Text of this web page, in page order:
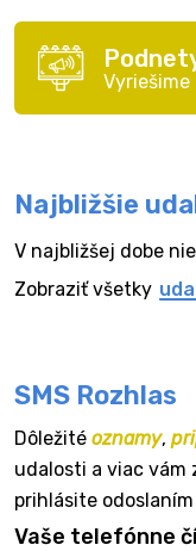
Vyriešime
Najbližšie
V najbližšej dobe
Zobraziť všetky
SMS Rozhlas
Dôležité oznamy,
udalosti a viac vám
prihlásite
Vaše telefónne